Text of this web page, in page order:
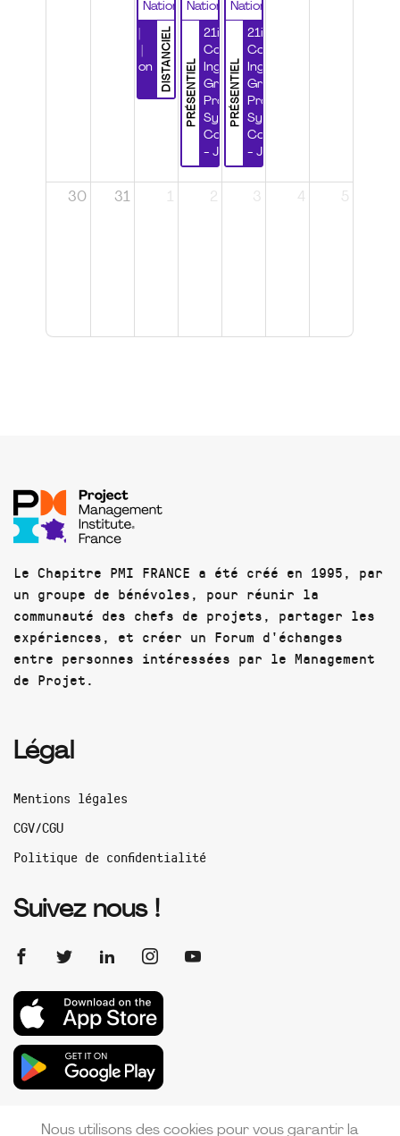
National
DISTANCIEL
Certification
National
PRÉSENTIEL
21ième
Congrès
Ingénierie
Grands
Projets et
Systèmes
Complexes
- Jour 1
National
PRÉSENTIEL
21ième
Congrès
Ingénierie
Grands
Projets et
Systèmes
Complexes
- Jour 2
30 31 1 2 3 4 5
Le Chapitre PMI FRANCE a été créé en 1995, par
un groupe de bénévoles, pour réunir la
communauté des chefs de projets, partager les
expériences, et créer un Forum d'échanges
entre personnes intéressées par le Management
de Projet.
Légal
Mentions légales
CGV/CGU
Politique de confidentialité
Suivez nous !
Nous utilisons des cookies pour vous garantir la